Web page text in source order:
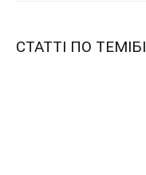
СТАТТІ ПО ТЕМІ